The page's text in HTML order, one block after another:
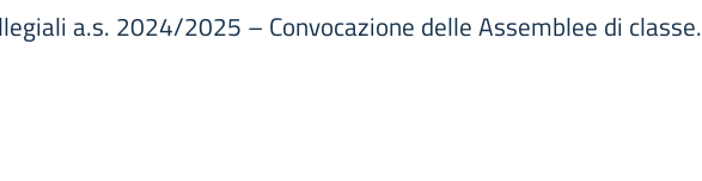
a.s. 2024/2025 – Convocazione delle Assemblee di classe.